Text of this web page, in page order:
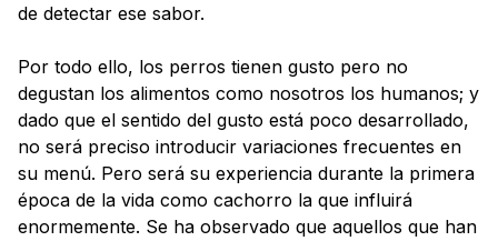
de detectar ese sabor.
Por todo ello, los perros tienen gusto pero no
degustan los alimentos como nosotros los humanos; y
dado que el sentido del gusto está poco desarrollado,
no será preciso introducir variaciones frecuentes en
su menú. Pero será su experiencia durante la primera
época de la vida como cachorro la que influirá
enormemente. Se ha observado que aquellos que han